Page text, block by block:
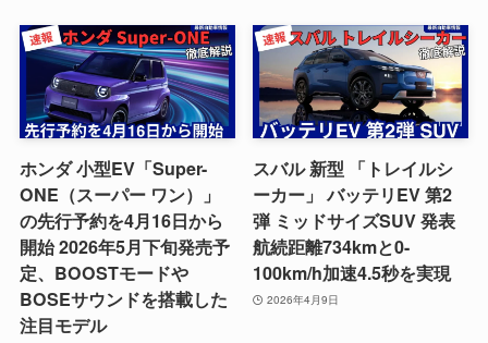
ホンダ 小型EV「Super-
ONE（スーパー ワン）」
の先行予約を4月16日から
開始 2026年5月下旬発売予
定、BOOSTモードや
BOSEサウンドを搭載した
注目モデル
スバル 新型 「トレイルシ
ーカー」 バッテリEV 第2
弾 ミッドサイズSUV 発表
航続距離734kmと0-
100km/h加速4.5秒を実現
2026年4月9日